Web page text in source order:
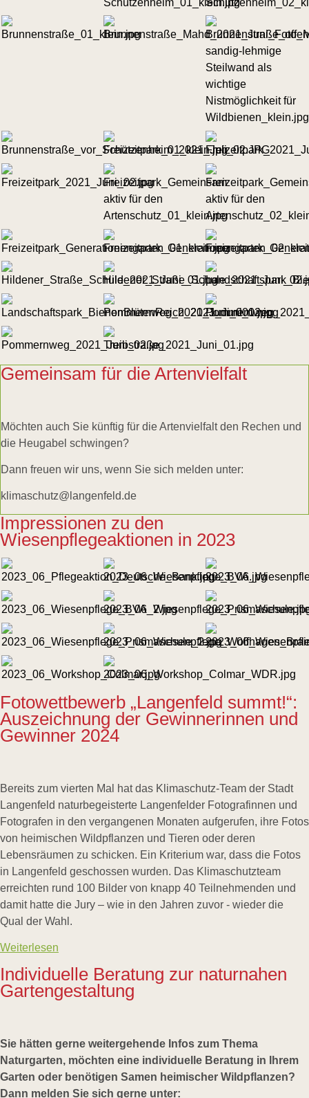
Gemeinsam für die Artenvielfalt
Möchten auch Sie künftig für die Artenvielfalt den Rechen und
die Heugabel schwingen?
Dann freuen wir uns, wenn Sie sich melden unter:
klimaschutz@langenfeld.de
Impressionen zu den
Wiesenpflegeaktionen in 2023
Fotowettbewerb „Langenfeld summt!“:
Auszeichnung der Gewinnerinnen und
Gewinner 2024
Bereits zum vierten Mal hat das Klimaschutz-Team der Stadt
Langenfeld naturbegeisterte Langenfelder Fotografinnen und
Fotografen in den vergangenen Monaten aufgerufen, ihre Fotos
von heimischen Wildpflanzen und Tieren oder deren
Lebensräumen zu schicken. Ein Kriterium war, dass die Fotos
in Langenfeld geschossen wurden. Das Klimaschutzteam
erreichten rund 100 Bilder von knapp 40 Teilnehmenden und
damit hatte die Jury – wie in den Jahren zuvor - wieder die
Qual der Wahl.
Weiterlesen
Individuelle Beratung zur naturnahen
Gartengestaltung
Sie hätten gerne weitergehende Infos zum Thema
Naturgarten, möchten eine individuelle Beratung in Ihrem
Garten oder benötigen Samen heimischer Wildpflanzen?
Dann melden Sie sich gerne unter: